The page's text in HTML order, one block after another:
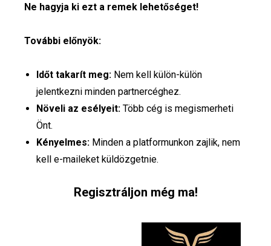
Ne hagyja ki ezt a remek lehetőséget!
További előnyök:
Időt takarít meg: Nem kell külön-külön
jelentkezni minden partnercéghez.
Növeli az esélyeit: Több cég is megismerheti
Önt.
Kényelmes: Minden a platformunkon zajlik, nem
kell e-maileket küldözgetnie.
Regisztráljon még ma!